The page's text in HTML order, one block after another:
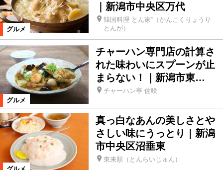
グルメ
｜新潟市中央区万代
韓国料理 とん家‟（かんこくりょうり
とんが）
グルメ
チャーハン専門店の計算さ
れた味わいにスプーンが止
まらない！｜新潟市東…
チャーハン亭 佐咲
真っ白なあんの美しさとや
さしい味にうっとり｜新潟
市中央区沼垂東
東来順（とんらいじゅん）